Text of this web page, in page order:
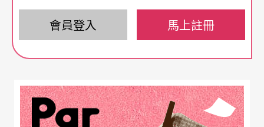
「世紀末」一詞除了代表十九世紀九○年代，也代
表當時直至第一次世界大戰的一種頹廢的生活態
til）與「表現主義」（Expressionism）等；在音樂
上則有「第二維也納樂派」，在圓舞曲之外，邁向
會員登入 馬上註冊